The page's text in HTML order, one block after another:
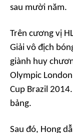
sau mười năm.
Trên cương vị
Giải vô địch
giành huy
Olympic
Cup Brazil
bảng.
Sau đó, Hong